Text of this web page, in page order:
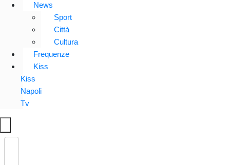
News
Sport
Città
Cultura
Frequenze
Kiss
Kiss
Napoli
Tv